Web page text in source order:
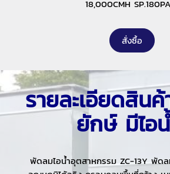
18,000CMH
สั่งซื้อ
รายละเอียดสิน
ยักษ์ มีไอ
พัดลมไอน้ำอุตสาหกรรม ZC-13Y พัด